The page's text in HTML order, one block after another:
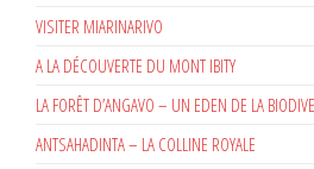
VISITER MIARINARIVO
A LA DÉCOUVERTE DU MONT IBITY
LA FORÊT D’ANGAVO – UN EDEN DE LA
ANTSAHADINTA – LA COLLINE ROYALE